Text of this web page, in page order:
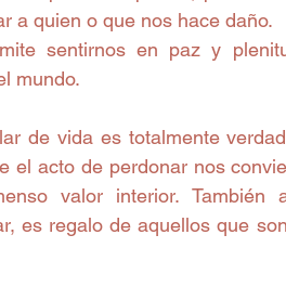
a quien o que nos hace daño.
sentirnos en paz y
mundo.
de vida es totalmente
el acto de perdonar nos
valor interior. También
es regalo de aquellos que